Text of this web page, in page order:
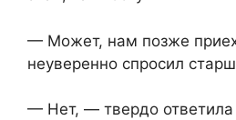
— Может, нам позже
неуверенно спросил
— Нет, — твердо